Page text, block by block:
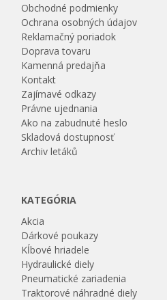
Obchodné podmienky
Ochrana osobných údajov
Reklamačný poriadok
Doprava tovaru
Kamenná predajňa
Kontakt
Zajímavé odkazy
Právne ujednania
Ako na zabudnuté heslo
Skladová dostupnosť
Archiv letáků
KATEGÓRIA
Akcia
Dárkové poukazy
Kĺbové hriadele
Hydraulické diely
Pneumatické zariadenia
Traktorové náhradné diely